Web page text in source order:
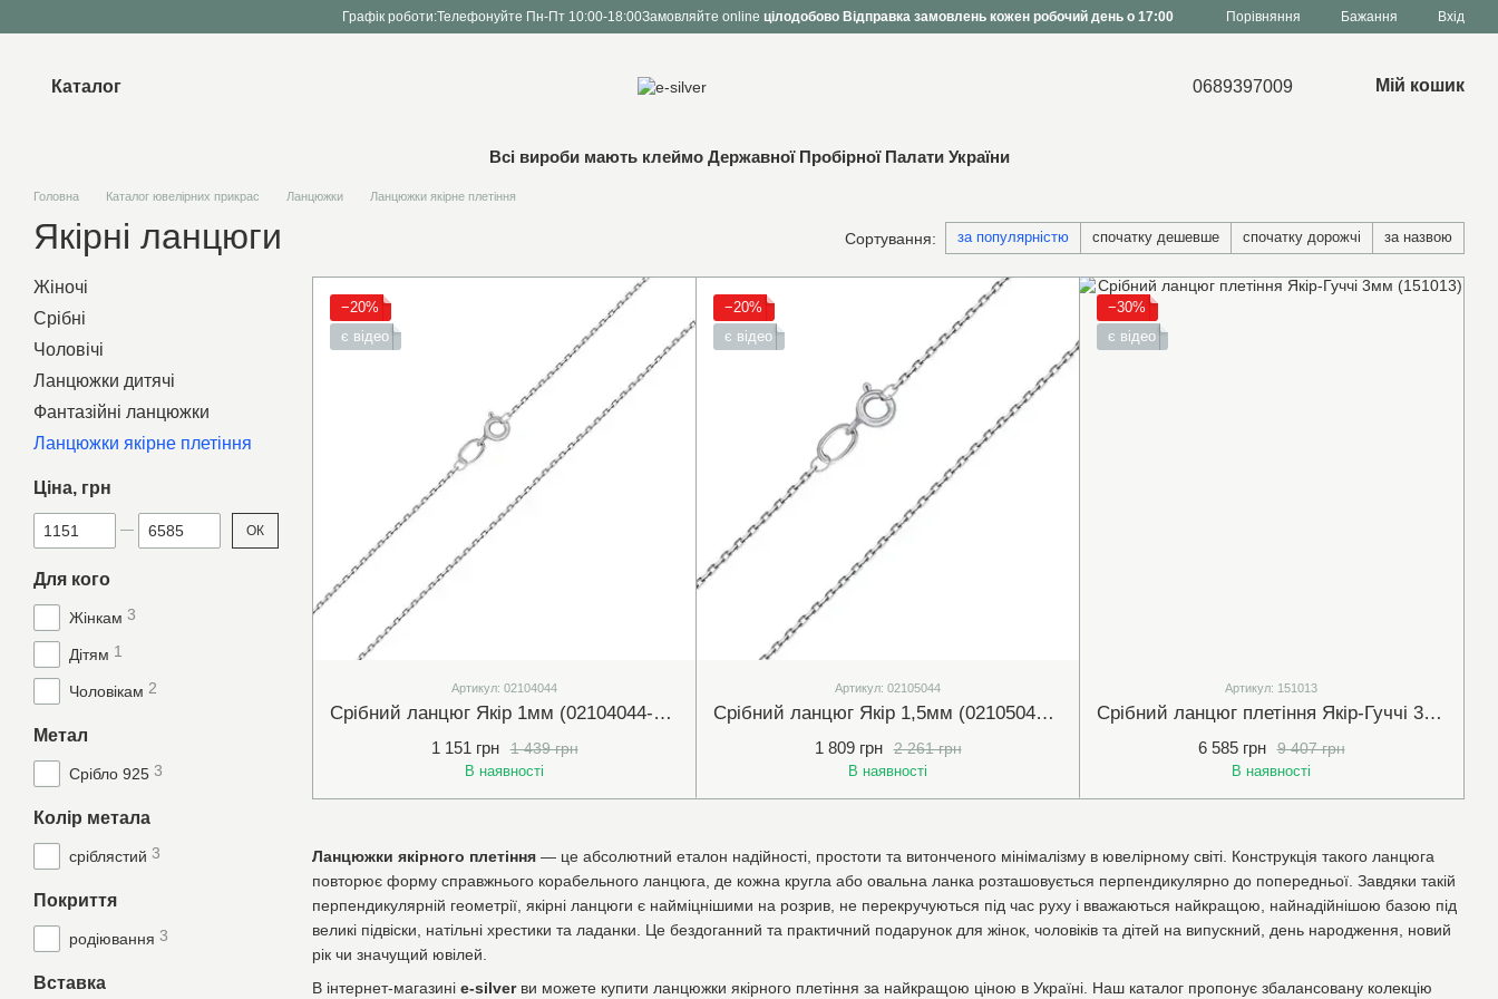
Графік роботи:Телефонуйте Пн-Пт 10:00-18:00Замовляйте online цілодобово Відправка замовлень кожен робочий день о 17:00 Порівняння Бажання Вхід
Каталог 0689397009 Мій кошик
Всі вироби мають клеймо Державної Пробірної Палати України
Головна Каталог ювелірних прикрас Ланцюжки Ланцюжки якірне плетіння
Якірні ланцюги Сортування: за популярністю спочатку дешевше спочатку дорожчі за назвою
Ланцюжки якірного плетіння — це абсолютний еталон надійності, простоти та витонченого мінімалізму в ювелірному світі. Конструкція такого ланцюга
повторює форму справжнього корабельного ланцюга, де кожна кругла або овальна ланка розташовується перпендикулярно до попередньої. Завдяки такій
перпендикулярній геометрії, якірні ланцюги є найміцнішими на розрив, не перекручуються під час руху і вважаються найкращою, найнадійнішою базою під
великі підвіски, натільні хрестики та ладанки. Це бездоганний та практичний подарунок для жінок, чоловіків та дітей на випускний, день народження, новий
рік чи значущий ювілей.
В інтернет-магазині e-silverви можете купити ланцюжки якірного плетіння за найкращою ціною в Україні. Наш каталог пропонує збалансовану колекцію
−20%
є відео
Артикул: 02104044
Срібний ланцюг Якір 1мм (02104044-45)
1 439 грн
1 151 грн
В наявності
−20%
є відео
Артикул: 02105044
Срібний ланцюг Якір 1,5мм (02105044-50)
2 261 грн
1 809 грн
В наявності
−30%
є відео
Артикул: 151013
Срібний ланцюг плетіння Якір-Гуччі 3мм (151013)
9 407 грн
6 585 грн
В наявності
Жіночі
Срібні
Чоловічі
Ланцюжки дитячі
Фантазійні ланцюжки
Ланцюжки якірне плетіння
Ціна, грн
Від Ціна, грн
До Ціна, грн ОК
Для кого
Жінкам 3
Дітям 1
Чоловікам 2
Метал
Срібло 925 3
Колір метала
сріблястий 3
Покриття
родіювання 3
Вставка